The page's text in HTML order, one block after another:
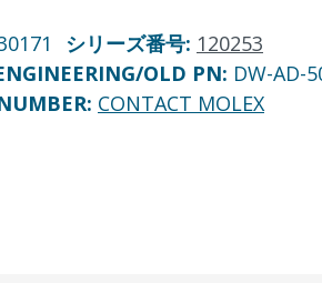
シリーズ番号: 120253
OLD PN: DW-AD-
: CONTACT MOLEX